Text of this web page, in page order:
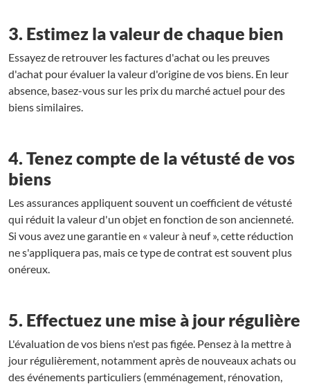
3. Estimez la valeur de chaque bien
Essayez de retrouver les factures d'achat ou les preuves
d'achat pour évaluer la valeur d'origine de vos biens. En leur
absence, basez-vous sur les prix du marché actuel pour des
biens similaires.
4. Tenez compte de la vétusté de vos
biens
Les assurances appliquent souvent un coefficient de vétusté
qui réduit la valeur d'un objet en fonction de son ancienneté.
Si vous avez une garantie en « valeur à neuf », cette réduction
ne s'appliquera pas, mais ce type de contrat est souvent plus
onéreux.
5. Effectuez une mise à jour régulière
L'évaluation de vos biens n'est pas figée. Pensez à la mettre à
jour régulièrement, notamment après de nouveaux achats ou
des événements particuliers (emménagement, rénovation,